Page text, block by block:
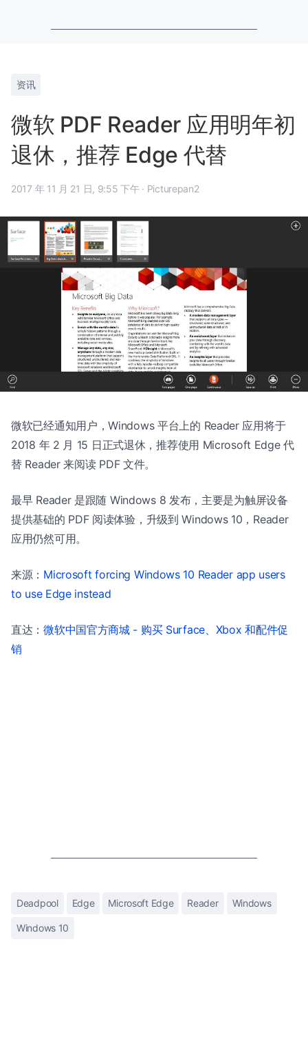
资讯
微软 PDF Reader 应用明年初
退休，推荐 Edge 代替
2017 年 11 月 21 日, 9:55 下午 · Picturepan2
微软已经通知用户，Windows 平台上的 Reader 应用将于
2018 年 2 月 15 日正式退休，推荐使用 Microsoft Edge 代
替 Reader 来阅读 PDF 文件。
最早 Reader 是跟随 Windows 8 发布，主要是为触屏设备
提供基础的 PDF 阅读体验，升级到 Windows 10，Reader
应用仍然可用。
来源： Microsoft forcing Windows 10 Reader app users
to use Edge instead
直达：微软中国官方商城 - 购买 Surface、Xbox 和配件促
销
Deadpool Edge Microsoft Edge Reader Windows
Windows 10